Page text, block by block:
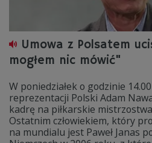
Umowa z Polsatem
mogłem nic mówić"
W poniedziałek o godzinie
reprezentacji Polski Adam
kadrę na piłkarskie
Ostatnim człowiekiem, który
na mundialu jest Paweł Janas